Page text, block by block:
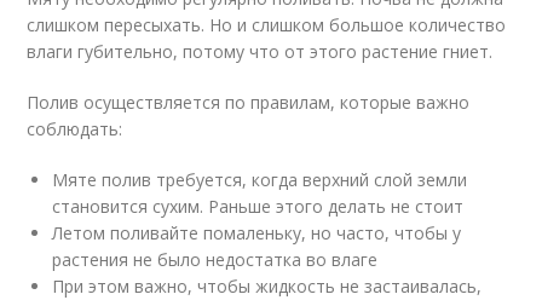
слишком пересыхать. Но и слишком большое количество
влаги губительно, потому что от этого растение гниет.
Полив осуществляется по правилам, которые важно
соблюдать:
Мяте полив требуется, когда верхний слой земли
становится сухим. Раньше этого делать не стоит
Летом поливайте помаленьку, но часто, чтобы у
растения не было недостатка во влаге
При этом важно, чтобы жидкость не застаивалась,